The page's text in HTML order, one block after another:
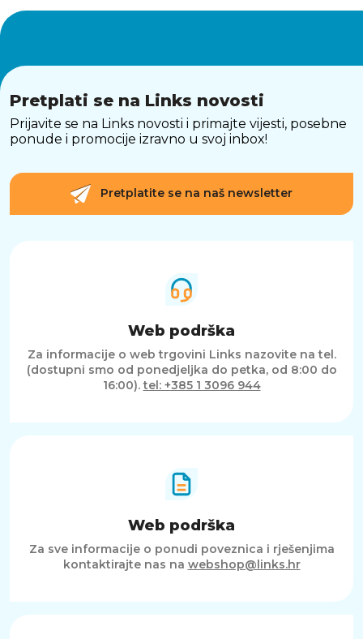
Pretplati se na Links novosti
Prijavite se na Links novosti i primajte vijesti, posebne
ponude i promocije izravno u svoj inbox!
Pretplatite se na naš newsletter
Web podrška
Za informacije o web trgovini Links nazovite na tel.
(dostupni smo od ponedjeljka do petka, od 8:00 do
16:00).tel: +385 1 3096 944
Web podrška
Za sve informacije o ponudi poveznica i rješenjima
kontaktirajte nas na webshop@links.hr